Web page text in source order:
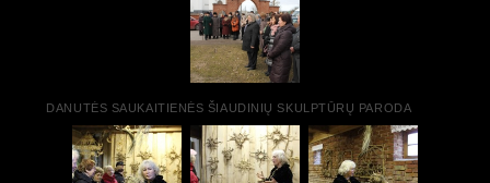
DANUTĖS SAUKAITIENĖS ŠIAUDINIŲ SKULPTŪRŲ PARODA